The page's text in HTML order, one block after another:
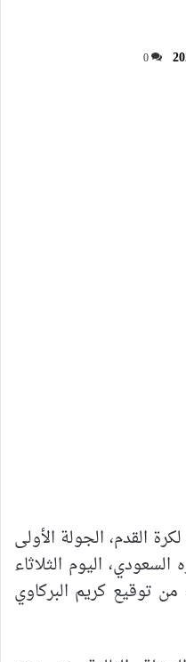
0
القدم، الجولة الأولى
اليوم الثلاثاء
رد، من توقيع كريم البركاوي